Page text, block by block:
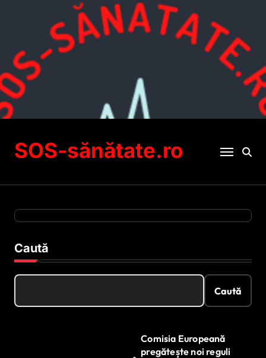
SOS-sănătate.ro
Caută
Caută
Comisia Europeană
pregătește noi reguli